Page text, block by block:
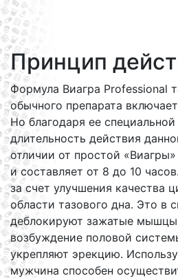
Принцип
Формула Виагра Professional
обычного препарата
Но благодаря ее
длительность действия
отличии от простой
и составляет от 8 до 10
за счет улучшения качества
области тазового дна. Это в
деблокируют зажатые
возбуждение половой
укрепляют эрекцию.
мужчина способен